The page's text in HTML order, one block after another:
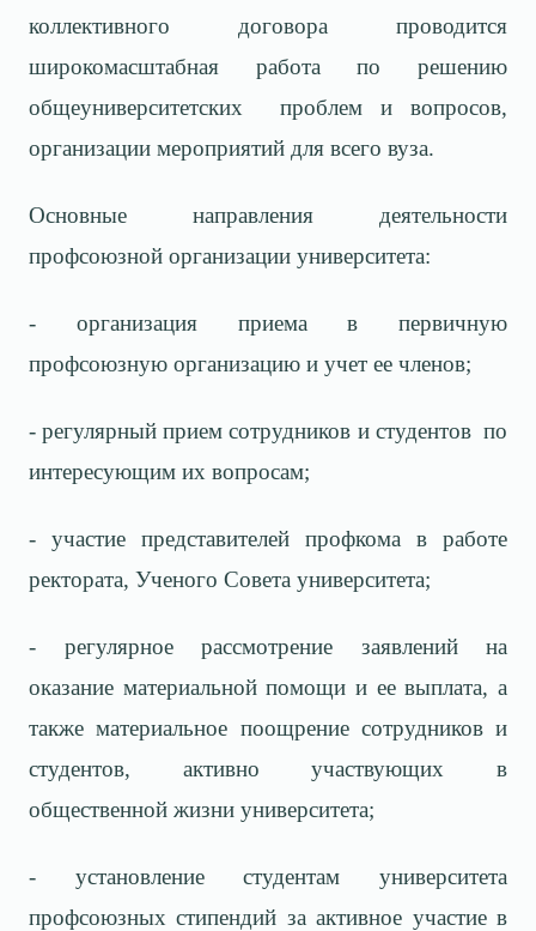
коллективного договора проводится
широкомасштабная работа по решению
общеуниверситетских проблем и вопросов,
организации мероприятий для всего вуза.
Основные направления деятельности
профсоюзной организации университета:
- организация приема в первичную
профсоюзную организацию и учет ее членов;
- регулярный прием сотрудников и студентов по
интересующим их вопросам;
- участие представителей профкома в работе
ректората, Ученого Совета университета;
- регулярное рассмотрение заявлений на
оказание материальной помощи и ее выплата, а
также материальное поощрение сотрудников и
студентов, активно участвующих в
общественной жизни университета;
- установление студентам университета
профсоюзных стипендий за активное участие в